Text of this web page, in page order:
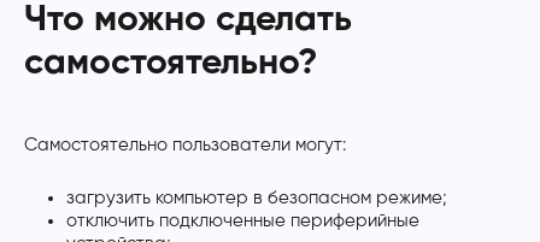
Что можно сделать
самостоятельно?
Самостоятельно пользователи могут:
загрузить компьютер в безопасном режиме;
отключить подключенные периферийные